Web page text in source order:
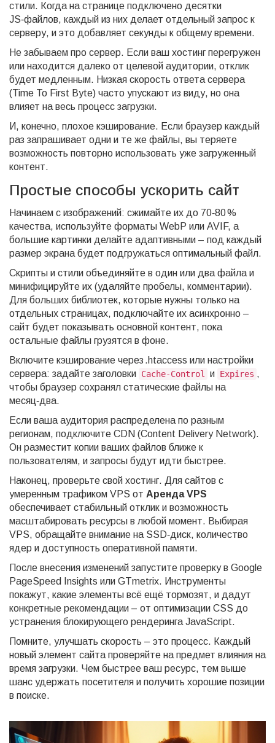
стили. Когда на странице подключено десятки
JS‑файлов, каждый из них делает отдельный запрос к
серверу, и это добавляет секунды к общему времени.
Не забываем про сервер. Если ваш хостинг перегружен
или находится далеко от целевой аудитории, отклик
будет медленным. Низкая скорость ответа сервера
(Time To First Byte) часто упускают из виду, но она
влияет на весь процесс загрузки.
И, конечно, плохое кэширование. Если браузер каждый
раз запрашивает одни и те же файлы, вы теряете
возможность повторно использовать уже загруженный
контент.
Простые способы ускорить сайт
Начинаем с изображений: сжимайте их до 70‑80 %
качества, используйте форматы WebP или AVIF, а
большие картинки делайте адаптивными – под каждый
размер экрана будет подгружаться оптимальный файл.
Скрипты и стили объединяйте в один или два файла и
минифицируйте их (удаляйте пробелы, комментарии).
Для больших библиотек, которые нужны только на
отдельных страницах, подключайте их асинхронно –
сайт будет показывать основной контент, пока
остальные файлы грузятся в фоне.
Включите кэширование через .htaccess или настройки
сервера: задайте заголовки Cache-Control и Expires ,
чтобы браузер сохранял статические файлы на
месяц‑два.
Если ваша аудитория распределена по разным
регионам, подключите CDN (Content Delivery Network).
Он разместит копии ваших файлов ближе к
пользователям, и запросы будут идти быстрее.
Наконец, проверьте свой хостинг. Для сайтов с
умеренным трафиком VPS от Аренда VPS
обеспечивает стабильный отклик и возможность
масштабировать ресурсы в любой момент. Выбирая
VPS, обращайте внимание на SSD‑диск, количество
ядер и доступность оперативной памяти.
После внесения изменений запустите проверку в Google
PageSpeed Insights или GTmetrix. Инструменты
покажут, какие элементы всё ещё тормозят, и дадут
конкретные рекомендации – от оптимизации CSS до
устранения блокирующего рендеринга JavaScript.
Помните, улучшать скорость – это процесс. Каждый
новый элемент сайта проверяйте на предмет влияния на
время загрузки. Чем быстрее ваш ресурс, тем выше
шанс удержать посетителя и получить хорошие позиции
в поиске.